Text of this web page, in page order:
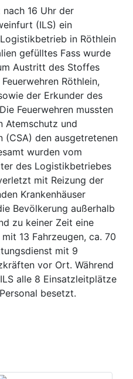
16 Uhr der
(ILS) ein
in Röthlein
gefülltes Fass wurde
Austritt des Stoffes
Röthlein,
der Erkunder des
Feuerwehren mussten
Atemschutz und
(CSA) den ausgetretenen
wurden vom
des Logistikbetriebes
mit Reizung der
Krankenhäuser
Bevölkerung außerhalb
zu keiner Zeit eine
13 Fahrzeugen, ca. 70
mit 9
vor Ort. Während
alle 8 Einsatzleitplätze
besetzt.